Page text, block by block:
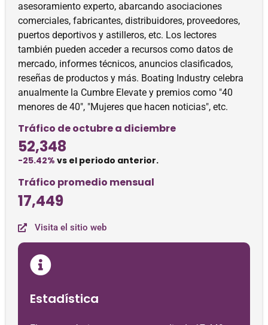
asesoramiento experto, abarcando asociaciones
comerciales, fabricantes, distribuidores, proveedores,
puertos deportivos y astilleros, etc. Los lectores
también pueden acceder a recursos como datos de
mercado, informes técnicos, anuncios clasificados,
reseñas de productos y más. Boating Industry celebra
anualmente la Cumbre Elevate y premios como "40
menores de 40", "Mujeres que hacen noticias", etc.
Tráfico de octubre a diciembre
52,348
-25.42% vs el periodo anterior.
Tráfico promedio mensual
17,449
Visita el sitio web
Estadística